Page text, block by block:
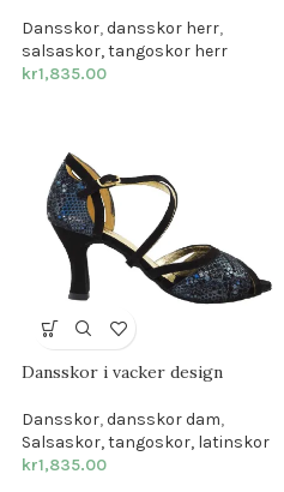
Dansskor,dansskor herr,
salsaskor, tangoskor herr
kr1,835.00
Dansskor i vacker design
Dansskor,dansskor dam,
Salsaskor, tangoskor, latinskor
kr1,835.00